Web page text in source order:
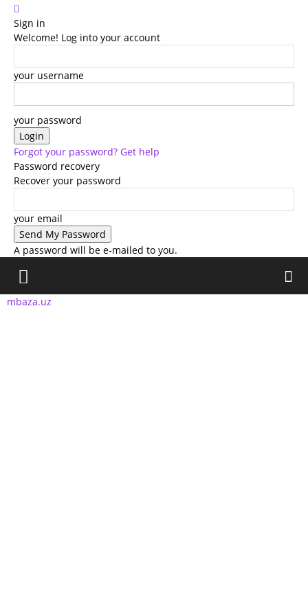
Sign in
Welcome! Log into your account
your username
your password
Forgot your password? Get help
Password recovery
Recover your password
your email
A password will be e-mailed to you.
mbaza.uz